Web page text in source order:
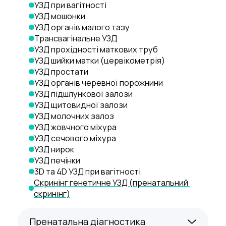
УЗД при вагітності
УЗД мошонки
УЗД органів малого тазу
Трансвагінальне УЗД
УЗД прохідності маткових труб
УЗД шийки матки (цервікометрія)
УЗД простати
УЗД органів черевної порожнини
УЗД підшлункової залози
УЗД щитовидної залози
УЗД молочних залоз
УЗД жовчного міхура
УЗД сечового міхура
УЗД нирок
УЗД печінки
3D та 4D УЗД при вагітності
Скринінг генетичне УЗД (пренатальний
скринінг)
Пренатальна діагностика